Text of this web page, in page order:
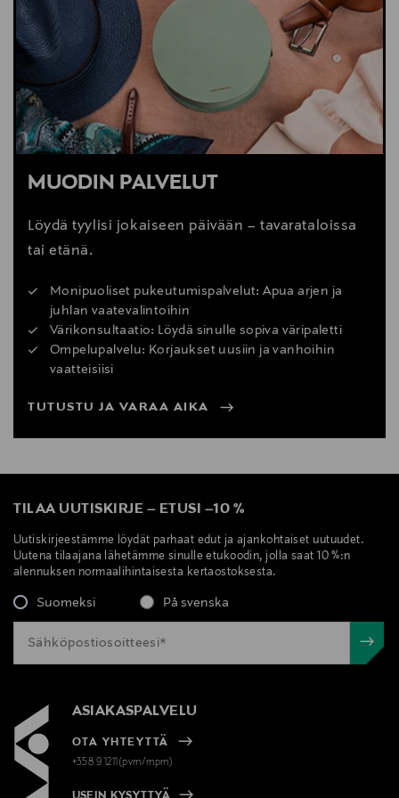
MUODIN PALVELUT
Löydä tyylisi jokaiseen päivään – tavarataloissa
tai etänä.
Monipuoliset pukeutumispalvelut: Apua arjen ja
juhlan vaatevalintoihin
Värikonsultaatio: Löydä sinulle sopiva väripaletti
Ompelupalvelu: Korjaukset uusiin ja vanhoihin
vaatteisiisi
TUTUSTU JA VARAA AIKA
TILAA UUTISKIRJE – ETUSI –10 %
Uutiskirjeestämme löydät parhaat edut ja ajankohtaiset uutuudet.
Uutena tilaajana lähetämme sinulle etukoodin, jolla saat 10 %:n
alennuksen normaalihintaisesta kertaostoksesta.
Suomeksi På svenska
ASIAKASPALVELU
OTA YHTEYTTÄ
+358 9 1211(pvm/mpm)